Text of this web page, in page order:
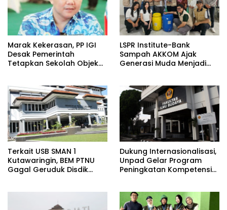
​Marak Kekerasan, PP IGI
Desak Pemerintah
Tetapkan Sekolah Objek
LSPR Institute-Bank
Sampah AKKOM Ajak
Generasi Muda Menjadi
Terkait USB SMAN 1
Kutawaringin, BEM PTNU
Gagal Geruduk Disdik
Dukung Internasionalisasi,
Unpad Gelar Program
Peningkatan Kompetensi